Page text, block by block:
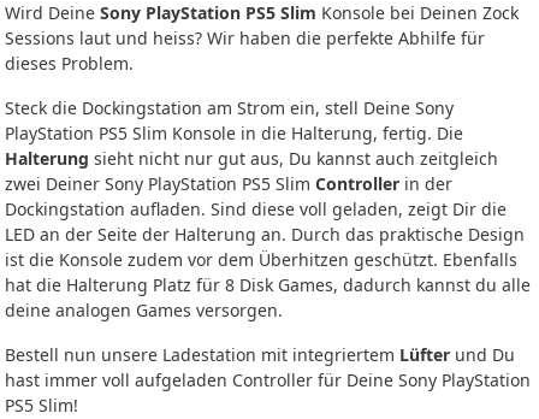
Wird Deine Sony PlayStation PS5 Slim Konsole bei Deinen Zock
Sessions laut und heiss? Wir haben die perfekte Abhilfe für
dieses Problem.
Steck die Dockingstation am Strom ein, stell Deine Sony
PlayStation PS5 Slim Konsole in die Halterung, fertig. Die
Halterung sieht nicht nur gut aus, Du kannst auch zeitgleich
zwei Deiner Sony PlayStation PS5 Slim Controller in der
Dockingstation aufladen. Sind diese voll geladen, zeigt Dir die
LED an der Seite der Halterung an. Durch das praktische Design
ist die Konsole zudem vor dem Überhitzen geschützt. Ebenfalls
hat die Halterung Platz für 8 Disk Games, dadurch kannst du alle
deine analogen Games versorgen.
Bestell nun unsere Ladestation mit integriertem Lüfter und Du
hast immer voll aufgeladen Controller für Deine Sony PlayStation
PS5 Slim!